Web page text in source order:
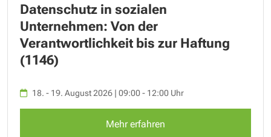
Datenschutz in sozialen
Unternehmen: Von der
Verantwortlichkeit bis zur Haftung
(1146)
18. - 19. August 2026 | 09:00 - 12:00 Uhr
Mehr erfahren